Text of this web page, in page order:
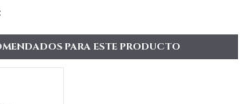
PARA ESTE PRODUCTO